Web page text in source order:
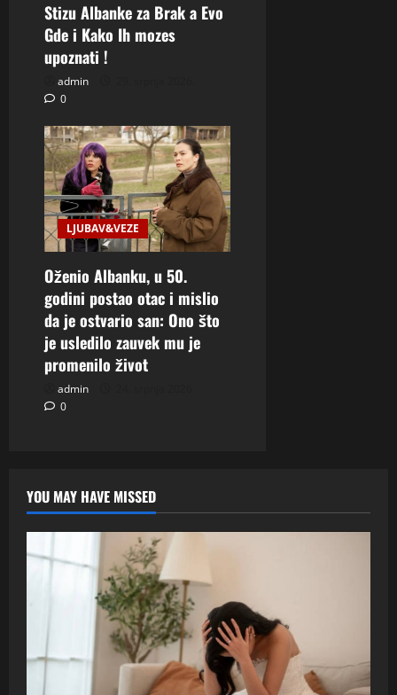
Stizu Albanke za Brak a Evo
Gde i Kako Ih mozes
upoznati !
admin
0
LJUBAV&VEZE
Oženio Albanku, u 50.
godini postao otac i mislio
da je ostvario san: Ono što
je usledilo zauvek mu je
promenilo život
admin
0
YOU MAY HAVE MISSED